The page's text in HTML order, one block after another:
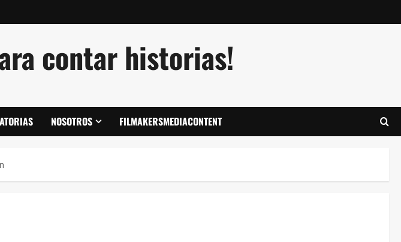
contar historias!
NOSOTROS FILMAKERSMEDIACONTENT